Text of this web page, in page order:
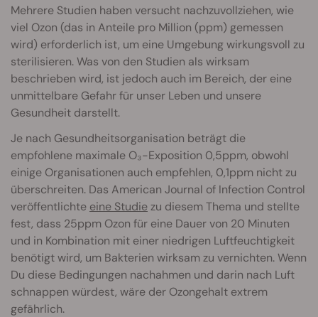
Mehrere Studien haben versucht nachzuvollziehen, wie
viel Ozon (das in Anteile pro Million (ppm) gemessen
wird) erforderlich ist, um eine Umgebung wirkungsvoll zu
sterilisieren. Was von den Studien als wirksam
beschrieben wird, ist jedoch auch im Bereich, der eine
unmittelbare Gefahr für unser Leben und unsere
Gesundheit darstellt.
Je nach Gesundheitsorganisation beträgt die
empfohlene maximale O₃-Exposition 0,5ppm, obwohl
einige Organisationen auch empfehlen, 0,1ppm nicht zu
überschreiten. Das American Journal of Infection Control
veröffentlichte eine Studiezu diesem Thema und stellte
fest, dass 25ppm Ozon für eine Dauer von 20 Minuten
und in Kombination mit einer niedrigen Luftfeuchtigkeit
benötigt wird, um Bakterien wirksam zu vernichten. Wenn
Du diese Bedingungen nachahmen und darin nach Luft
schnappen würdest, wäre der Ozongehalt extrem
gefährlich.